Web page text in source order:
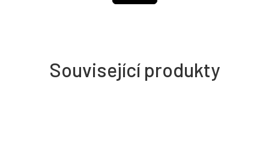
Související produkty